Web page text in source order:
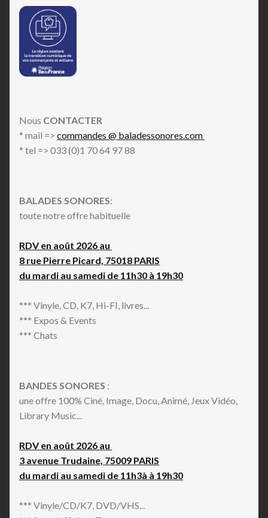
Nous CONTACTER
* mail => commandes @ baladessonores.com
* tel => 033 (0)1 70 64 97 88
BALADES SONORES:
toute notre offre habituelle
RDV en août 2026 au
8 rue Pierre Picard, 75018 PARIS
du mardi au samedi de 11h30 à 19h30
*** Vinyle, CD, K7, Hi-FI, livres...
*** Expos & Events
*** Chats
BANDES SONORES :
une offre 100% Ciné, Image, Docu, Animé, Jeux Vidéo,
Library Music...
RDV en août 2026 au
3 avenue Trudaine, 75009 PARIS
du mardi au samedi de 11h3à à 19h30
*** Vinyle/CD/K7, DVD/VHS...